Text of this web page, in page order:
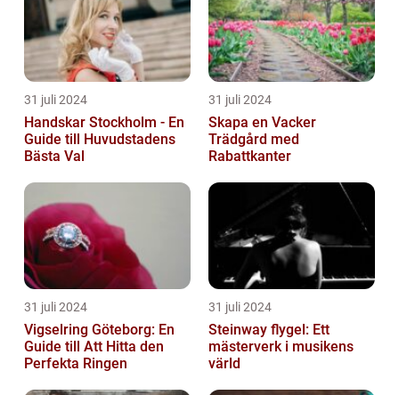
31 juli 2024
Handskar Stockholm - En
Guide till Huvudstadens
Bästa Val
31 juli 2024
Skapa en Vacker
Trädgård med
Rabattkanter
31 juli 2024
Vigselring Göteborg: En
Guide till Att Hitta den
Perfekta Ringen
31 juli 2024
Steinway flygel: Ett
mästerverk i musikens
värld